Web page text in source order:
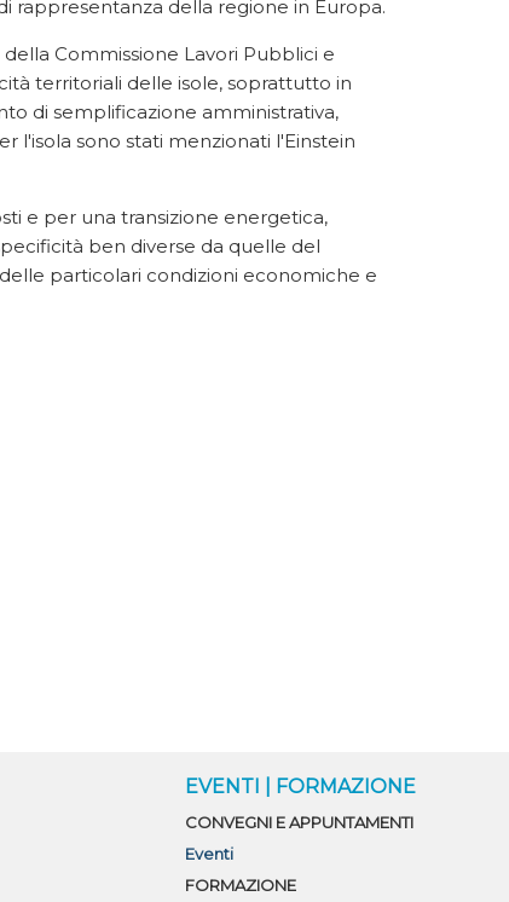
rappresentanza della regione in Europa.
Commissione Lavori Pubblici e
territoriali delle isole, soprattutto in
di semplificazione amministrativa,
l'isola sono stati menzionati l'Einstein
e per una transizione energetica,
ben diverse da quelle del
particolari condizioni economiche e
EVENTI | FORMAZIONE
CONVEGNI E APPUNTAMENTI
Eventi
FORMAZIONE